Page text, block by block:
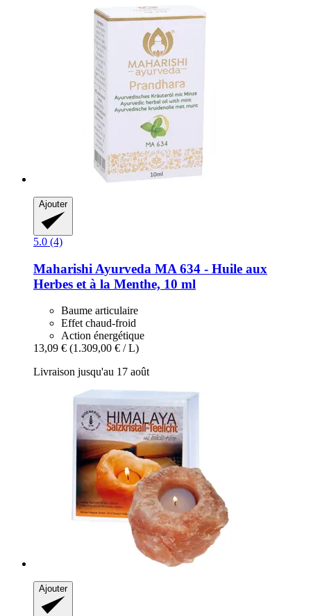
Ajouter
5.0 (4)
Maharishi Ayurveda MA 634 -​ Huile aux
Herbes et à la Menthe, 10 ml
Baume articulaire
Effet chaud-froid
Action énergétique
13,09 € (1.309,00 € / L)
Livraison jusqu'au 17 août
Ajouter